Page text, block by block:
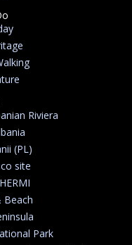
Riviera
(PL)
site
Beach
Park